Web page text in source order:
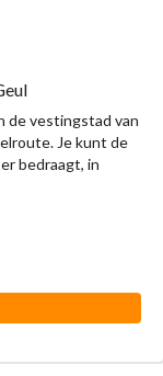
de vestingstad van
Je kunt de
bedraagt, in